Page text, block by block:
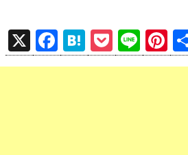
X
F
a
H
at
P
o
Li
n
Pi
nt